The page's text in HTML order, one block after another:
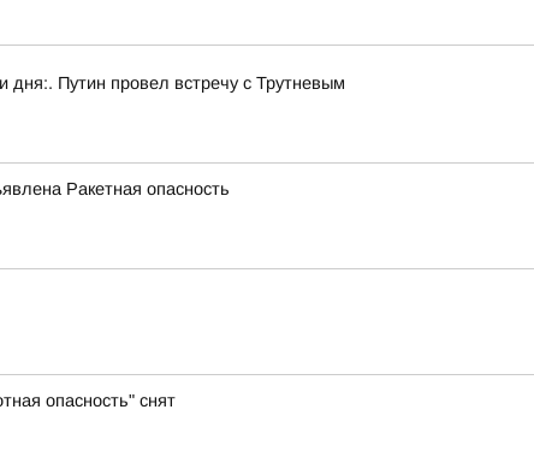
дня:. Путин провел встречу с Трутневым
Ракетная опасность
опасность" снят